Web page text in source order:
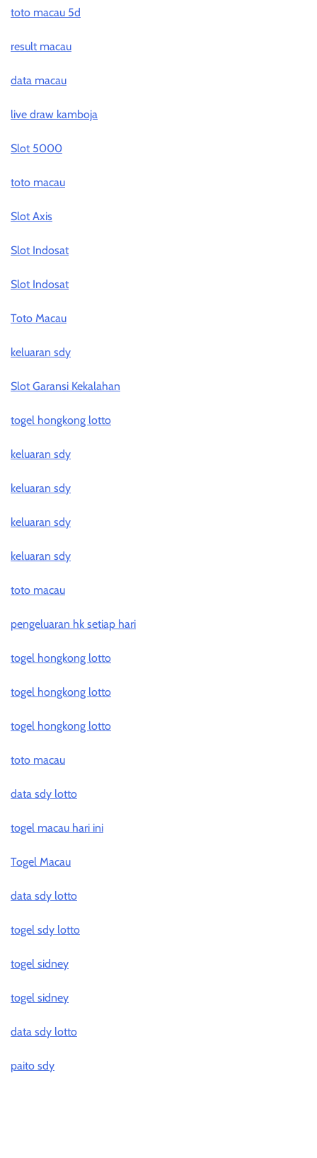
toto macau 5d
result macau
data macau
live draw kamboja
Slot 5000
toto macau
Slot Axis
Slot Indosat
Slot Indosat
Toto Macau
keluaran sdy
Slot Garansi Kekalahan
togel hongkong lotto
keluaran sdy
keluaran sdy
keluaran sdy
keluaran sdy
toto macau
pengeluaran hk setiap hari
togel hongkong lotto
togel hongkong lotto
togel hongkong lotto
toto macau
data sdy lotto
togel macau hari ini
Togel Macau
data sdy lotto
togel sdy lotto
togel sidney
togel sidney
data sdy lotto
paito sdy